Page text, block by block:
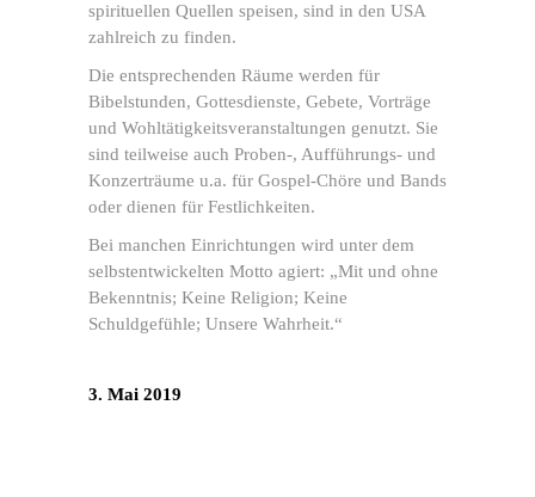
spirituellen Quellen speisen, sind in den USA
zahlreich zu finden.
Die entsprechenden Räume werden für
Bibelstunden, Gottesdienste, Gebete, Vorträge
und Wohltätigkeitsveranstaltungen genutzt. Sie
sind teilweise auch Proben-, Aufführungs- und
Konzerträume u.a. für Gospel-Chöre und Bands
oder dienen für Festlichkeiten.
Bei manchen Einrichtungen wird unter dem
selbstentwickelten Motto agiert: „Mit und ohne
Bekenntnis; Keine Religion; Keine
Schuldgefühle; Unsere Wahrheit.“
3. Mai 2019